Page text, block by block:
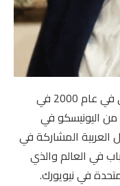
وكانت عواد قد مثلت الشباب الفلسطيني في عام 2000 في
من اليونيسكو في
العربية المشاركة في
في العالم والذي
في نيويورك.